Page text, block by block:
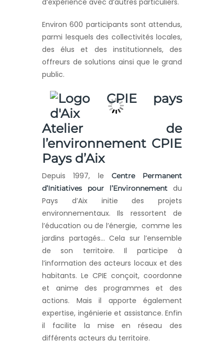
d’expérience avec d’autres particuliers.
Environ 600 participants sont attendus,
parmi lesquels des collectivités locales,
des élus et des institutionnels, des
offreurs de solutions ainsi que le grand
public.
Atelier de
l’environnement CPIE
Pays d’Aix
Depuis 1997, le Centre Permanent
d’Initiatives pour l’Environnement du
Pays d’Aix initie des projets
environnementaux. Ils ressortent de
l’éducation ou de l’énergie, comme les
jardins partagés… Cela sur l’ensemble
de son territoire. Il participe à
l’information des acteurs locaux et des
habitants. Le CPIE conçoit, coordonne
et anime des programmes et des
actions. Mais il apporte également
expertise, ingénierie et assistance. Enfin
il facilite la mise en réseau des
différents acteurs du territoire.